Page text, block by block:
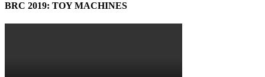
BRC 2019: TOY MACHINES